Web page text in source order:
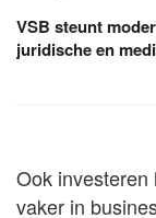
VSB steunt
juridische en
Ook
vaker in